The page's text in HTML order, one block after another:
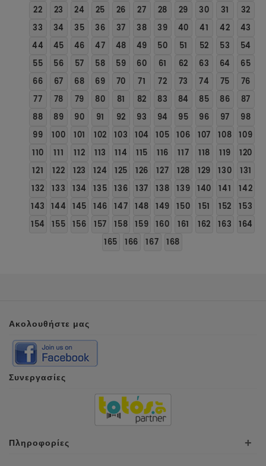
22
23 24 25 26 27 28 29 30 31
32
33
34 35 36 37 38 39 40 41 42
43
44
45 46 47 48 49 50 51 52 53
54
55
56 57 58 59 60 61 62 63 64
65
66
67 68 69 70 71 72 73 74 75
76
77
78 79 80 81 82 83 84 85 86
87
88
89 90 91 92 93 94 95 96 97
98
99
100 101 102 103 104 105 106 107 108 109
110
111 112 113 114 115 116 117 118 119
120
121
122 123 124 125 126 127 128 129 130
131
132
133 134 135 136 137 138 139 140 141
142
143 144 145 146 147 148 149 150 151 152
153
154
155 156 157 158 159 160 161 162 163
164
165
166 167 168
Ακολουθήστε μας
Συνεργασίες
Πληροφορίες +